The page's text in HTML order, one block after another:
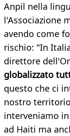
Anpil nella
l'Associazione
avendo come
rischio: "In
direttore
globalizzato
questo che ci
nostro
interveniamo
ad Haiti ma